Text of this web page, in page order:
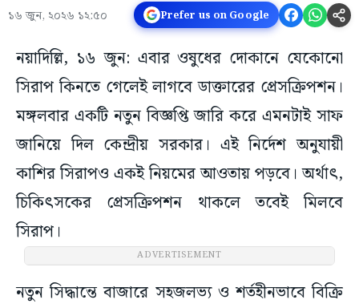
১৬ জুন, ২০২৬ ১২:৫০ Prefer us on Google
নয়াদিল্লি, ১৬ জুন: এবার ওষুধের দোকানে যেকোনো
সিরাপ কিনতে গেলেই লাগবে ডাক্তারের প্রেসক্রিপশন।
মঙ্গলবার একটি নতুন বিজ্ঞপ্তি জারি করে এমনটাই সাফ
জানিয়ে দিল কেন্দ্রীয় সরকার। এই নির্দেশ অনুযায়ী
কাশির সিরাপও একই নিয়মের আওতায় পড়বে। অর্থাৎ,
চিকিৎসকের প্রেসক্রিপশন থাকলে তবেই মিলবে
সিরাপ।
ADVERTISEMENT
নতুন সিদ্ধান্তে বাজারে সহজলভ্য ও শর্তহীনভাবে বিক্রি